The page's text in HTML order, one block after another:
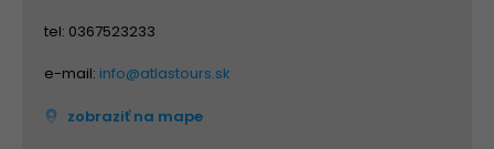
tel: 0367523233
e-mail: info@atlastours.sk
zobraziť na mape